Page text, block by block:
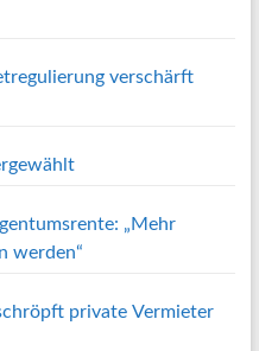
verschärft
„Mehr
werden“
private Vermieter